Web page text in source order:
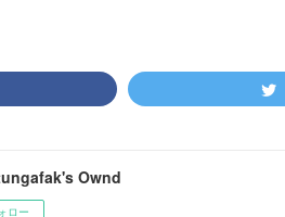
Ownd
ロー